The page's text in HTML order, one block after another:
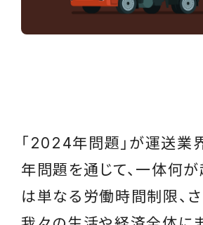
「2024年問題」が運送
年問題を通じて、一体何
は単なる労働時間制限、